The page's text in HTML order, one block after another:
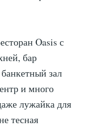
Oasis с
бар
зал
и много
лужайка для
тесная